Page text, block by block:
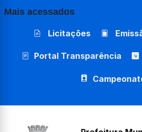
Mais acessados
Licitações
Portal Transparência